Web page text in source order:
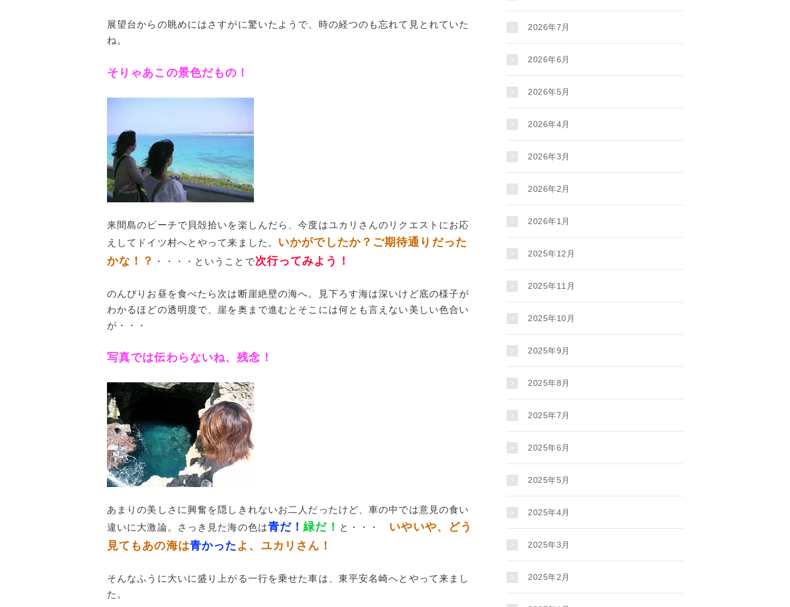
展望台からの眺めにはさすがに驚いたようで、時の経つのも忘れて見とれていた
ね。
そりゃあこの景色だもの！
来間島のビーチで貝殻拾いを楽しんだら、今度はユカリさんのリクエストにお応
えしてドイツ村へとやって来ました。 いかがでしたか？ご期待通りだった
かな！？
・・・・ということで次行ってみよう！
のんびりお昼を食べたら次は断崖絶壁の海へ。見下ろす海は深いけど底の様子が
わかるほどの透明度で、崖を奥まで進むとそこには何とも言えない美しい色合い
が・・・
写真では伝わらないね、残念！
あまりの美しさに興奮を隠しきれないお二人だったけど、車の中では意見の食い
違いに大激論。さっき見た海の色は青だ！緑だ！ と・・・ いやいや、どう
見てもあの海は青かったよ、ユカリさん！
そんなふうに大いに盛り上がる一行を乗せた車は、東平安名崎へとやって来まし
た。
2026年7月
2026年6月
2026年5月
2026年4月
2026年3月
2026年2月
2026年1月
2025年12月
2025年11月
2025年10月
2025年9月
2025年8月
2025年7月
2025年6月
2025年5月
2025年4月
2025年3月
2025年2月